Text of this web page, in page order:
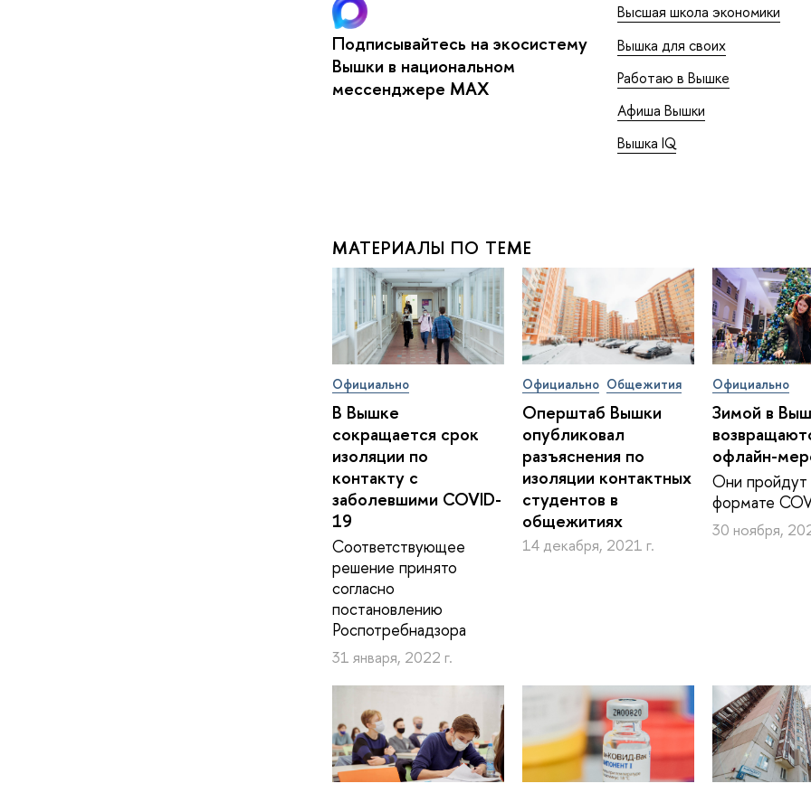
Подписывайтесь на экосистему
Вышки в национальном
мессенджере MAX
Высшая школа экономики
Вышка для своих
Работаю в Вышке
Афиша Вышки
Вышка IQ
МАТЕРИАЛЫ ПО ТЕМЕ
Официально
В Вышке
сокращается срок
изоляции по
контакту с
заболевшими COVID-
19
Соответствующее
решение принято
согласно
постановлению
Роспотребнадзора
31 января, 2022 г.
Официально Общежития
Оперштаб Вышки
опубликовал
разъяснения по
изоляции контактных
студентов в
общежитиях
14 декабря, 2021 г.
Официально
Зимой в
офлайн-
Они пройдут
формате
30 ноября,